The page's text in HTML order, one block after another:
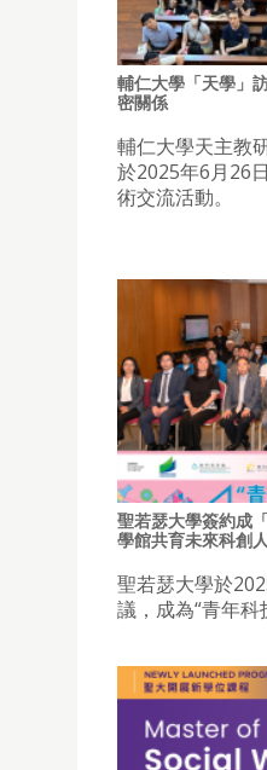
輔仁大學「天學」
密關係
輔仁大學天主教
於2025年6月26
術交流活動。
聖若瑟大學簽約成
學館共育未來科創
聖若瑟大學於
議，成為“青年科